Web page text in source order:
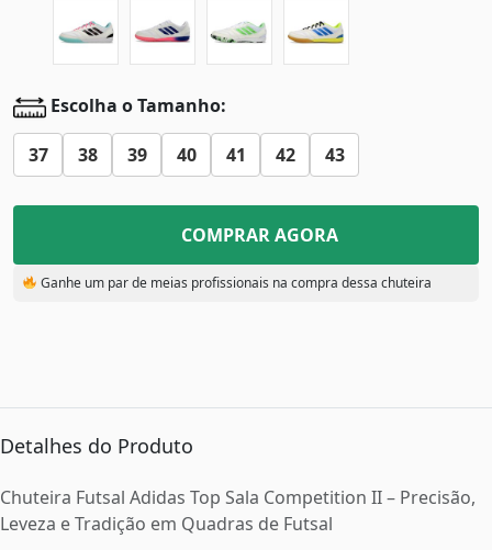
Escolha o Tamanho:
37 38 39 40 41 42 43
COMPRAR AGORA
Ganhe um par de meias profissionais na compra dessa chuteira
Detalhes do Produto
Chuteira Futsal Adidas Top Sala Competition II – Precisão,
Leveza e Tradição em Quadras de Futsal